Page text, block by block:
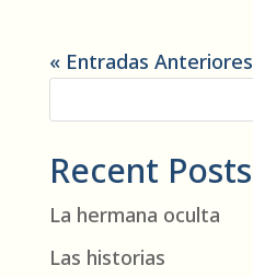
« Entradas Anteriores
Recent Posts
La hermana oculta
Las historias